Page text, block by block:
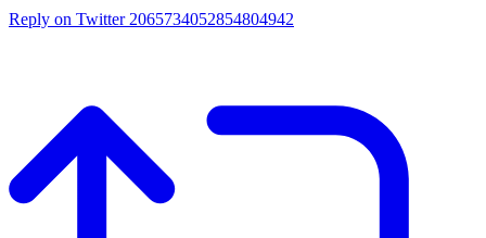
Reply on Twitter 2065734052854804942